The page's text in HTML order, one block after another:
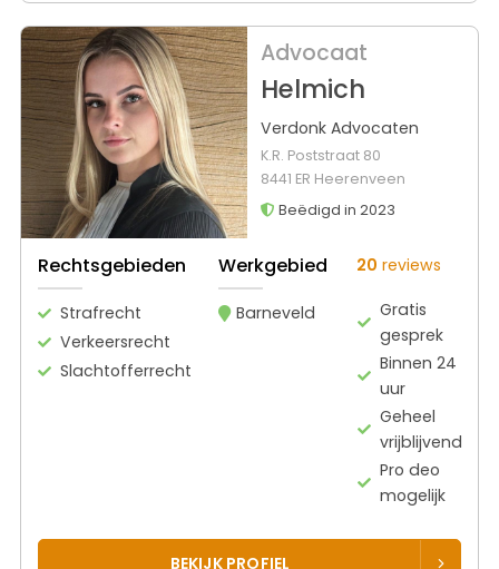
Advocaat
Helmich
Verdonk Advocaten
K.R. Poststraat 80
8441 ER Heerenveen
Beëdigd in 2023
Rechtsgebieden
Strafrecht
Verkeersrecht
Slachtofferrecht
Werkgebied
Barneveld
20 reviews
Gratis
gesprek
Binnen 24
uur
Geheel
vrijblijvend
Pro deo
mogelijk
BEKIJK PROFIEL